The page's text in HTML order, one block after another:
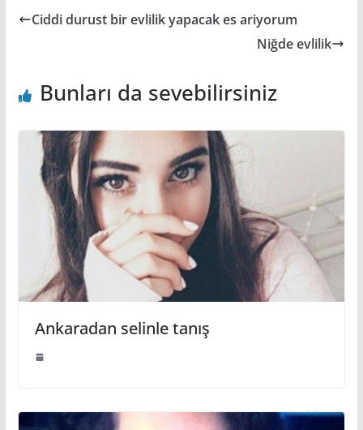
Ciddi durust bir evlilik yapacak es ariyorum
Niğde evlilik
Bunları da sevebilirsiniz
Ankaradan selinle tanış